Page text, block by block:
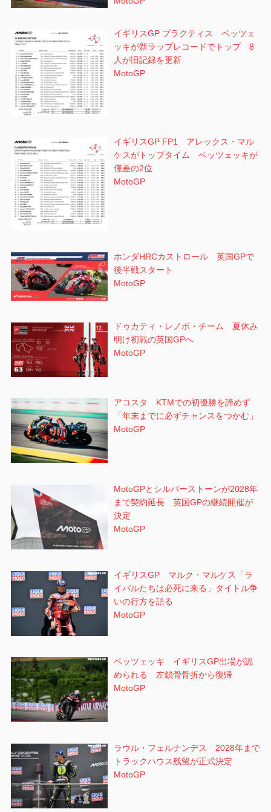
イギリスGP プラクティス ベッツェ
ッキが新ラップレコードでトップ 8
人が旧記録を更新
MotoGP
イギリスGP FP1 アレックス・マル
ケスがトップタイム ベッツェッキが
僅差の2位
MotoGP
ホンダHRCカストロール 英国GPで
後半戦スタート
MotoGP
ドゥカティ・レノボ・チーム 夏休み
明け初戦の英国GPへ
MotoGP
アコスタ KTMでの初優勝を諦めず
「年末までに必ずチャンスをつかむ」
MotoGP
MotoGPとシルバーストーンが2028年
まで契約延長 英国GPの継続開催が
決定
MotoGP
イギリスGP マルク・マルケス「ラ
イバルたちは必死に来る」タイトル争
いの行方を語る
MotoGP
ベッツェッキ イギリスGP出場が認
められる 左鎖骨骨折から復帰
MotoGP
ラウル・フェルナンデス 2028年まで
トラックハウス残留が正式決定
MotoGP